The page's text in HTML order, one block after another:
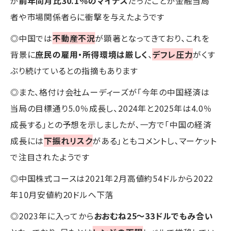
者や市場関係者らに衝撃を与えたようです
◎中国では不動産不況が顕著となってきており、これを
背景に庶民の雇用・所得環境は厳しく、デフレ圧力がくす
ぶり続けているとの指摘もあります
◎また、格付け会社ムーディーズが「今年の中国経済は
当局の目標通り5.0％成長し、2024年と2025年は4.0％
成長する」との予想を示しましたが、一方で「中国の経済
成長には下振れリスクがある」ともコメントし、マーケット
で注目されたようです
◎中国株式コースは2021年2月高値約54ドルから2022
年10月安値約20ドルへ下落
◎2023年に入ってからおおむね25～33ドルでもみ合い